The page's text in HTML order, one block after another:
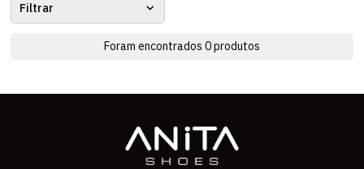
Filtrar
Foram encontrados 0produtos